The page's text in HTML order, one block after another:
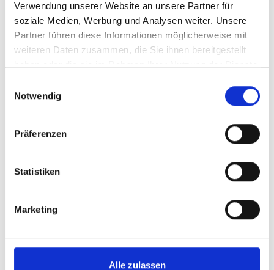
Verwendung unserer Website an unsere Partner für
soziale Medien, Werbung und Analysen weiter. Unsere
Partner führen diese Informationen möglicherweise mit
weiteren Daten zusammen, die Sie ihnen bereitgestellt
Notwendig
Präferenzen
Statistiken
Marketing
Alle zulassen
Weitere interessante Links